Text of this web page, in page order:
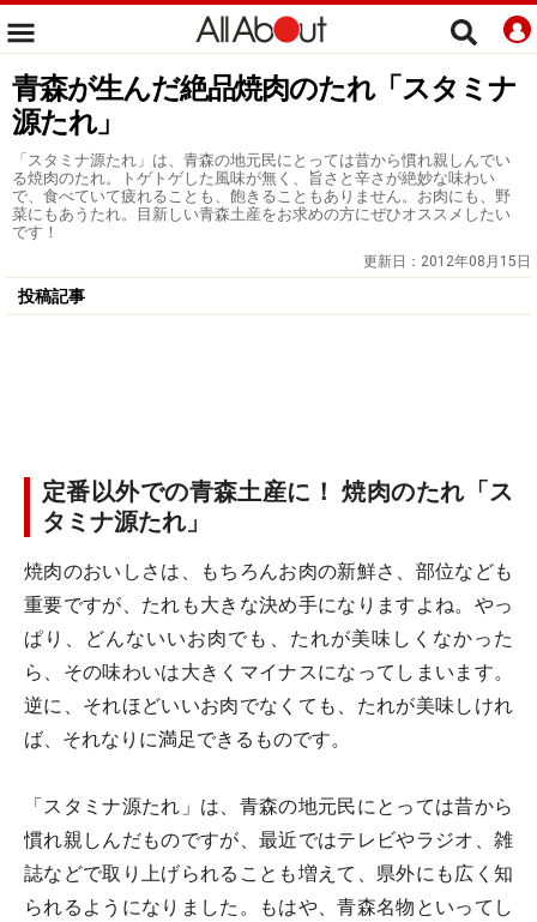
青森が生んだ絶品焼肉のたれ「スタミナ
源たれ」
「スタミナ源たれ」は、青森の地元民にとっては昔から慣れ親しんでい
る焼肉のたれ。トゲトゲした風味が無く、旨さと辛さが絶妙な味わい
で、食べていて疲れることも、飽きることもありません。お肉にも、野
菜にもあうたれ。目新しい青森土産をお求めの方にぜひオススメしたい
です！
更新日： 2012年08月15日
投稿記事
定番以外での青森土産に！ 焼肉のたれ「ス
タミナ源たれ」
焼肉のおいしさは、もちろんお肉の新鮮さ、部位なども
重要ですが、たれも大きな決め手になりますよね。やっ
ぱり、どんないいお肉でも、たれが美味しくなかった
ら、その味わいは大きくマイナスになってしまいます。
逆に、それほどいいお肉でなくても、たれが美味しけれ
ば、それなりに満足できるものです。
「スタミナ源たれ」は、青森の地元民にとっては昔から
慣れ親しんだものですが、最近ではテレビやラジオ、雑
誌などで取り上げられることも増えて、県外にも広く知
られるようになりました。もはや、青森名物といってし